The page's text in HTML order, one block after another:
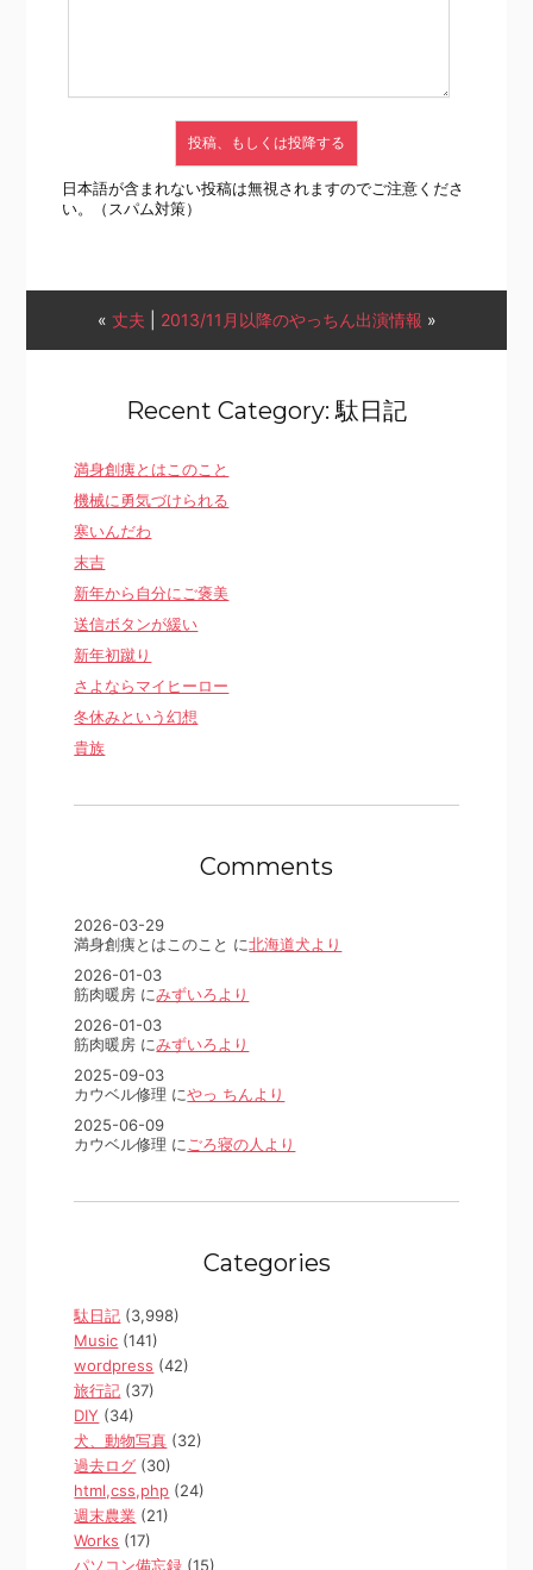
日本語が含まれない投稿は無視されますのでご注意くださ
い。（スパム対策）
« 丈夫 2013/11月以降のやっちん出演情報 »
Recent Category: 駄日記
満身創痍とはこのこと
機械に勇気づけられる
寒いんだわ
末吉
新年から自分にご褒美
送信ボタンが緩い
新年初蹴り
さよならマイヒーロー
冬休みという幻想
貴族
Comments
2026-03-29
満身創痍とはこのこと に北海道犬より
2026-01-03
筋肉暖房 にみずいろより
2026-01-03
筋肉暖房 にみずいろより
2025-09-03
カウベル修理 にやっ ちんより
2025-06-09
カウベル修理 に ごろ寝の人より
Categories
駄日記 (3,998)
Music (141)
wordpress (42)
旅行記 (37)
DIY (34)
犬、動物写真 (32)
過去ログ (30)
html,css,php (24)
週末農業 (21)
Works (17)
パソコン備忘録 (15)